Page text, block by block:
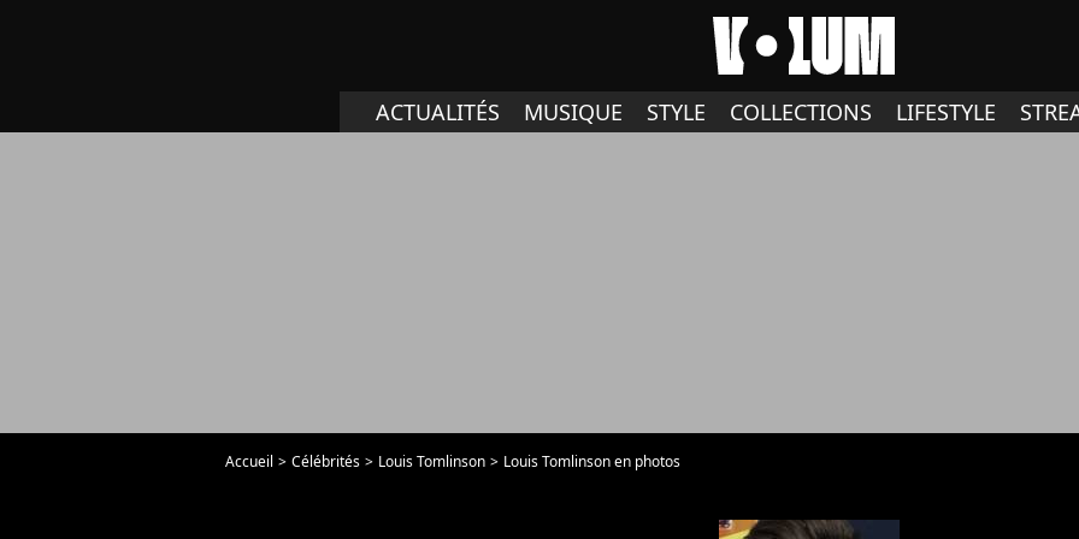
ACTUALITÉS MUSIQUE STYLE COLLECTIONS LIFESTYLE
Accueil Célébrités Louis Tomlinson Louis Tomlinson en photos